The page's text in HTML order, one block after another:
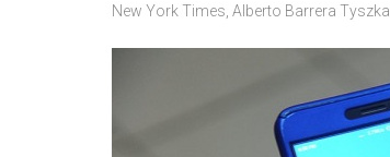
New York Times, Alberto Barrera Tyszka